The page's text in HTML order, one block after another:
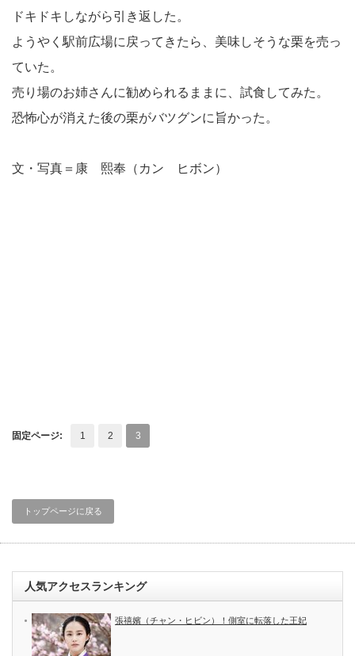
ドキドキしながら引き返した。
ようやく駅前広場に戻ってきたら、美味しそうな栗を売っ
ていた。
売り場のお姉さんに勧められるままに、試食してみた。
恐怖心が消えた後の栗がバツグンに旨かった。
文・写真＝康 熙奉（カン ヒボン）
固定ページ: 1 2 3
トップページに戻る
人気アクセスランキング
張禧嬪（チャン・ヒビン）！側室に転落した王妃